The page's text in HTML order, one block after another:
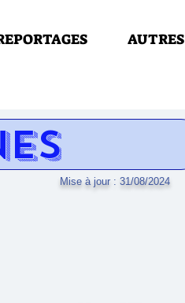
AUTRES
Mise à jour : 31/08/2024